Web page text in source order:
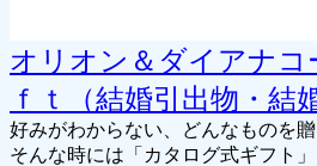
オリオン＆ダイアナコ
ｆｔ（結婚引出物・結
好みがわからない、どんなものを
そんな時には「カタログ式ギフト